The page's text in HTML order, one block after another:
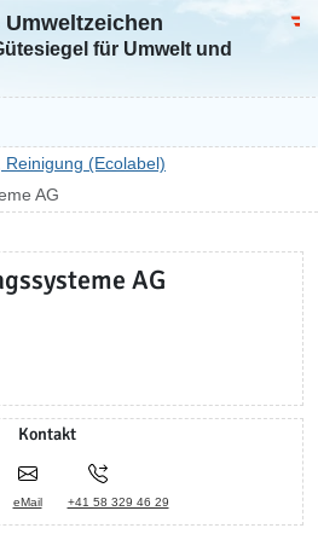
für Umwelt und
Reinigung (Ecolabel)
AG
AG
Kontakt
eMail +41 58 329 46 29